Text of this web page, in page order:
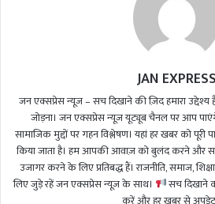
JAN EXPRESS
जन एक्सप्रेस न्यूज़ – सच दिखाने की ज़िद हमारा
जोड़ना। जन एक्सप्रेस न्यूज़ यूट्यूब चैनल पर आप
सामाजिक मुद्दों पर गहन विश्लेषण। यहां हर खबर को पूरी
किया जाता है। हम आपकी आवाज़ को बुलंद करने और
उजागर करने के लिए प्रतिबद्ध हैं। राजनीति, समाज,
लिए जुड़े रहें जन एक्सप्रेस न्यूज़ के साथ।
सच दिखाने